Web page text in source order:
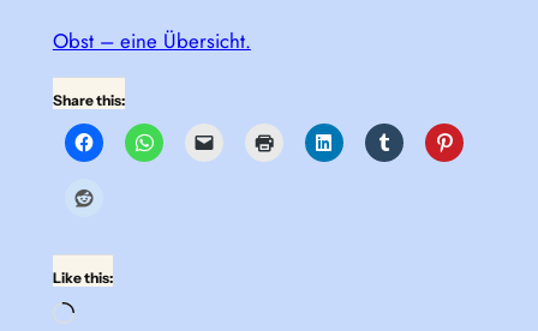
Obst – eine Übersicht.
Share this:
Like this:
Loading…